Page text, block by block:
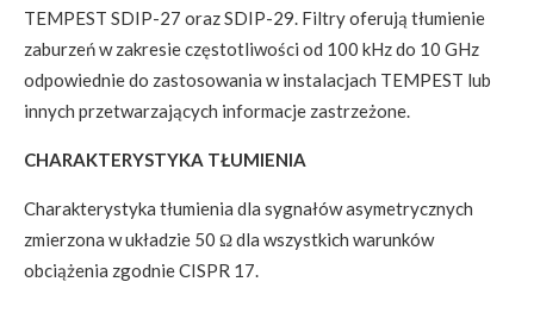
TEMPEST SDIP-27 oraz SDIP-29. Filtry oferują tłumienie
zaburzeń w zakresie częstotliwości od 100 kHz do 10 GHz
odpowiednie do zastosowania w instalacjach TEMPEST lub
innych przetwarzających informacje zastrzeżone.
CHARAKTERYSTYKA TŁUMIENIA
Charakterystyka tłumienia dla sygnałów asymetrycznych
zmierzona w układzie 50 Ω dla wszystkich warunków
obciążenia zgodnie CISPR 17.